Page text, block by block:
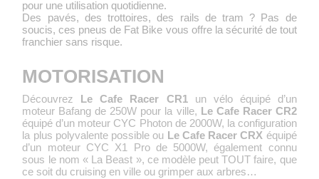
pour une utilisation quotidienne.
Des pavés, des trottoires, des rails de tram ? Pas de
soucis, ces pneus de Fat Bike vous offre la sécurité de tout
franchier sans risque.
MOTORISATION
Découvrez Le Cafe Racer CR1un vélo équipé d’un
moteur Bafang de 250W pour la ville, Le Cafe Racer CR2
équipé d’un moteur CYC Photon de 2000W, la configuration
la plus polyvalente possible ou Le Cafe Racer CRX équipé
d’un moteur CYC X1 Pro de 5000W, également connu
sous le nom « La Beast », ce modèle peut TOUT faire, que
ce soit du cruising en ville ou grimper aux arbres…